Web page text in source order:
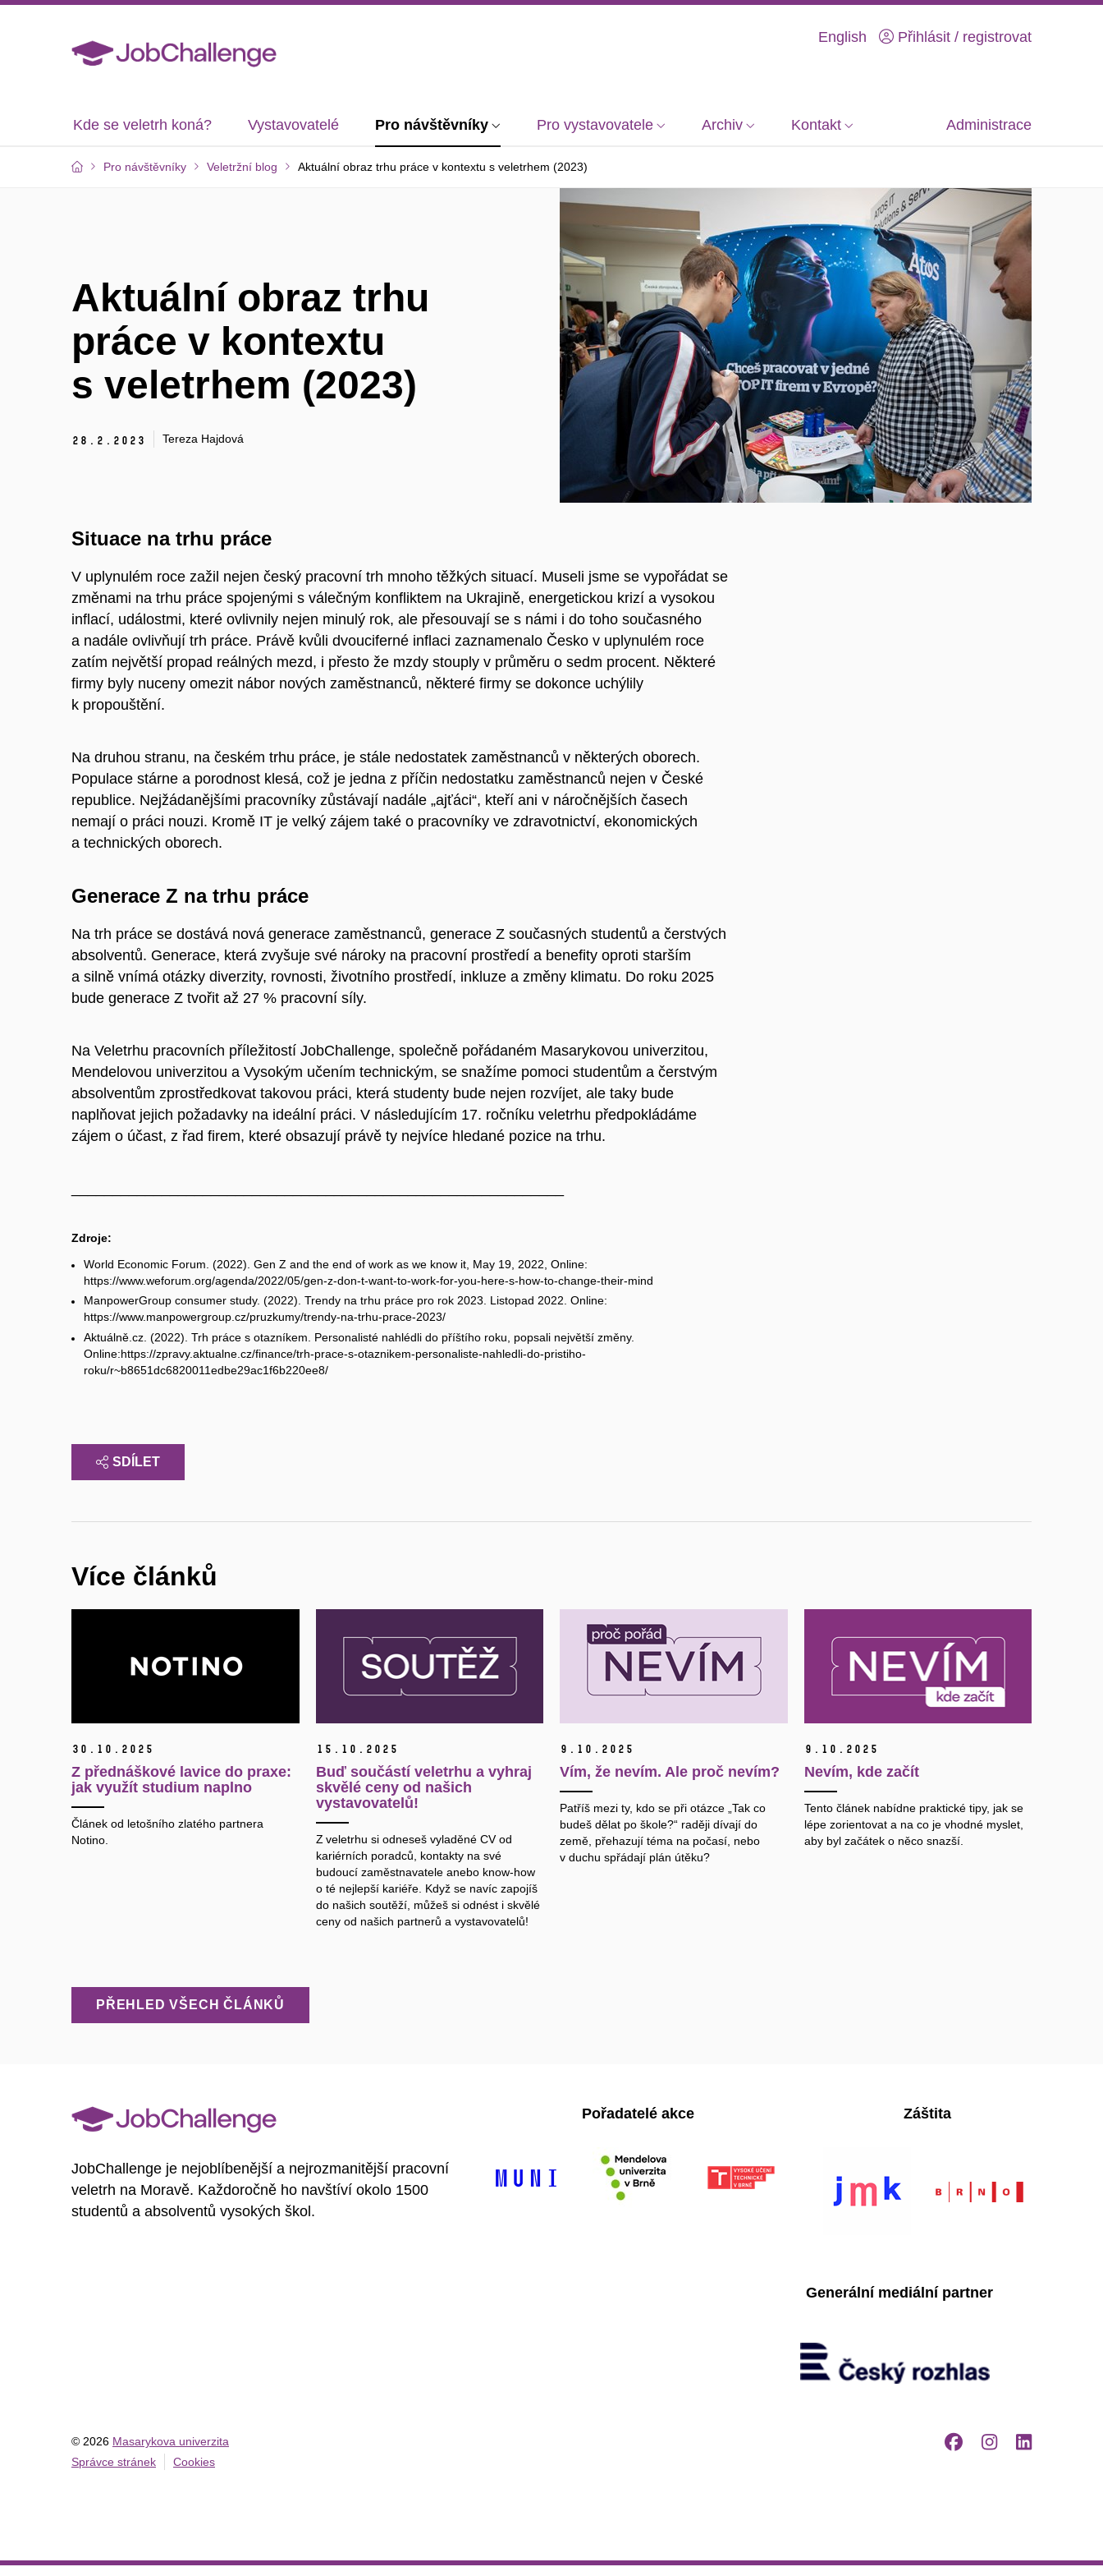
English Přihlásit / registrovat
Kde se veletrh koná? Vystavovatelé Pro návštěvníky Pro vystavovatele Archiv Kontakt Administrace
Pro návštěvníky Veletržní blog Aktuální obraz trhu práce v kontextu s veletrhem (2023)
Aktuální obraz trhu
práce v kontextu
s veletrhem (2023)
28. 2. 2023 Tereza Hajdová
Situace na trhu práce
V uplynulém roce zažil nejen český pracovní trh mnoho těžkých situací. Museli jsme se vypořádat se
změnami na trhu práce spojenými s válečným konfliktem na Ukrajině, energetickou krizí a vysokou
inflací, událostmi, které ovlivnily nejen minulý rok, ale přesouvají se s námi i do toho současného
a nadále ovlivňují trh práce. Právě kvůli dvouciferné inflaci zaznamenalo Česko v uplynulém roce
zatím největší propad reálných mezd, i přesto že mzdy stouply v průměru o sedm procent. Některé
firmy byly nuceny omezit nábor nových zaměstnanců, některé firmy se dokonce uchýlily
k propouštění.
Na druhou stranu, na českém trhu práce, je stále nedostatek zaměstnanců v některých oborech.
Populace stárne a porodnost klesá, což je jedna z příčin nedostatku zaměstnanců nejen v České
republice. Nejžádanějšími pracovníky zůstávají nadále „ajťáci“, kteří ani v náročnějších časech
nemají o práci nouzi. Kromě IT je velký zájem také o pracovníky ve zdravotnictví, ekonomických
a technických oborech.
Generace Z na trhu práce
Na trh práce se dostává nová generace zaměstnanců, generace Z současných studentů a čerstvých
absolventů. Generace, která zvyšuje své nároky na pracovní prostředí a benefity oproti starším
a silně vnímá otázky diverzity, rovnosti, životního prostředí, inkluze a změny klimatu. Do roku 2025
bude generace Z tvořit až 27 % pracovní síly.
Na Veletrhu pracovních příležitostí JobChallenge, společně pořádaném Masarykovou univerzitou,
Mendelovou univerzitou a Vysokým učením technickým, se snažíme pomoci studentům a čerstvým
absolventům zprostředkovat takovou práci, která studenty bude nejen rozvíjet, ale taky bude
naplňovat jejich požadavky na ideální práci. V následujícím 17. ročníku veletrhu předpokládáme
zájem o účast, z řad firem, které obsazují právě ty nejvíce hledané pozice na trhu.
Zdroje:
World Economic Forum. (2022). Gen Z and the end of work as we know it, May 19, 2022, Online:
https://www.weforum.org/agenda/2022/05/gen-z-don-t-want-to-work-for-you-here-s-how-to-change-their-mind
ManpowerGroup consumer study. (2022). Trendy na trhu práce pro rok 2023. Listopad 2022. Online:
https://www.manpowergroup.cz/pruzkumy/trendy-na-trhu-prace-2023/
Aktuálně.cz. (2022). Trh práce s otazníkem. Personalisté nahlédli do příštího roku, popsali největší změny.
Online:https://zpravy.aktualne.cz/finance/trh-prace-s-otaznikem-personaliste-nahledli-do-pristiho-
roku/r~b8651dc6820011edbe29ac1f6b220ee8/
SDÍLET
Více článků
30. 10. 2025
Z přednáškové lavice do praxe:
jak využít studium naplno
Článek od letošního zlatého partnera
Notino.
15. 10. 2025
Buď součástí veletrhu a vyhraj
skvělé ceny od našich
vystavovatelů!
Z veletrhu si odneseš vyladěné CV od
kariérních poradců, kontakty na své
budoucí zaměstnavatele anebo know-how
o té nejlepší kariéře. Když se navíc zapojíš
do našich soutěží, můžeš si odnést i skvělé
ceny od našich partnerů a vystavovatelů!
9. 10. 2025
Vím, že nevím. Ale proč nevím?
Patříš mezi ty, kdo se při otázce „Tak co
budeš dělat po škole?“ raději dívají do
země, přehazují téma na počasí, nebo
v duchu spřádají plán útěku?
9. 10. 2025
Nevím, kde začít
Tento článek nabídne praktické tipy, jak se
lépe zorientovat a na co je vhodné myslet,
aby byl začátek o něco snazší.
PŘEHLED VŠECH ČLÁNKŮ
JobChallenge je nejoblíbenější a nejrozmanitější pracovní
veletrh na Moravě. Každoročně ho navštíví okolo 1500
studentů a absolventů vysokých škol.
Pořadatelé akce Záštita
Generální mediální partner
© 2026 Masarykova univerzita
Správce stránek
Cookies
Facebook